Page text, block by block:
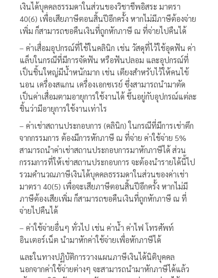
เงินได้บุคคลธรรมดาในส่วนของวิชาชีพอิสระ มาตรา
40(6) เพื่อเสียภาษีตอนสิ้นปีอีกครั้ง หากไม่มีภาษีต้องจ่าย
เพิ่ม ก็สามารถขอคืนเงินที่ถูกหักภาษี ณ ที่จ่ายไปคืนได้
– ค่าเสื่อมอุปกรณ์ที่ใช้ในคลินิก เช่น วัสดุที่ไว้ใช้อุดฟัน ค่า
แล็บในกรณีที่มีการจัดฟัน หรือฟันปลอม และอุปกรณ์ที่
เป็นชิ้นใหญ่มีน้ำหนักมาก เช่น เตียงสำหรับไว้ให้คนไข้
นอน เครื่องสแกน เครื่องเอกซเรย์ ซึ่งสามารถนำมาตัด
เป็นค่าเสื่อมตามอายุการใช้งานได้ ขึ้นอยู่กับอุปกรณ์แต่ละ
ชิ้นว่ามีอายุการใช้งานเท่าไร
– ค่าเช่าสถานประกอบการ (คลินิก) ในกรณีที่มีการเช่าตึก
จากกรรมการ ต้องมีการหักภาษี ณ ที่จ่าย ค่าใช้จ่าย 5%
สามารถนำค่าเช่าสถานประกอบการมาหักภาษีได้ ส่วน
กรรมการที่ให้เช่าสถานประกอบการ จะต้องนำรายได้นี้ไป
รวมคำนวณภาษีเงินได้บุคคลธรรมดาในส่วนของค่าเช่า
มาตรา 40(5) เพื่อจะเสียภาษีตอนสิ้นปีอีกครั้ง หากไม่มี
ภาษีต้องเสียเพิ่ม ก็สามารถขอคืนเงินที่ถูกหักภาษี ณ ที่
จ่ายไปคืนได้
– ค่าใช้จ่ายอื่นๆ ทั่วไป เช่น ค่าน้ำ ค่าไฟ โทรศัพท์
อินเตอร์เน็ต นำมาหักค่าใช้จ่ายเพื่อหักภาษีได้
และในทางปฏิบัติการวางแผนภาษีเงินได้นิติบุคคล
นอกจากค่าใช้จ่ายต่างๆ จะสามารถนำมาหักภาษีได้แล้ว